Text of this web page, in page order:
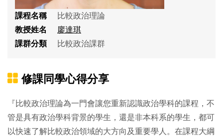
課程名稱
比較政治理論
教授姓名
廖達琪
課群分類
比較政治課群
修課同學心得分享
『比較政治理論為一門會讓您重新認識政治學科的課程，不
管是具有政治學科背景的學生，還是非本科系的學生，都可
以快速了解比較政治領域的大方向及重要學人。在課程大綱